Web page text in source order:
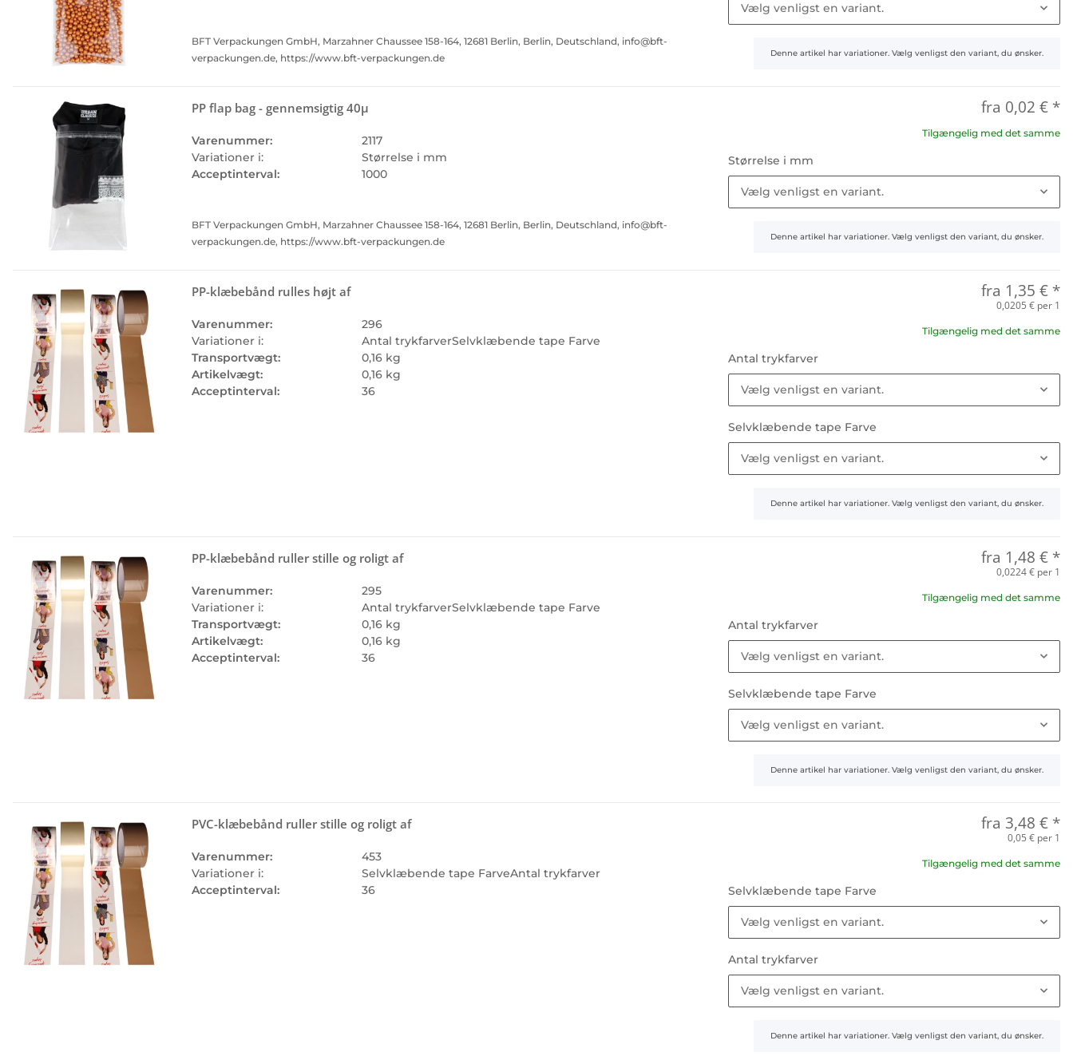
BFT Verpackungen GmbH, Marzahner Chaussee 158-164, 12681 Berlin, Berlin, Deutschland, info@bft-
verpackungen.de, https://www.bft-verpackungen.de
Vælg venligst en variant.
x
Denne artikel har variationer. Vælg venligst den variant, du ønsker.
PP flap bag - gennemsigtig 40µ
Varenummer:
2117
Variationer i:
Størrelse i mm
Acceptinterval:
1000
BFT Verpackungen GmbH, Marzahner Chaussee 158-164, 12681 Berlin, Berlin, Deutschland, info@bft-
verpackungen.de, https://www.bft-verpackungen.de
fra 0,02 € *
Tilgængelig med det samme
Størrelse i mm
Vælg venligst en variant.
x
Denne artikel har variationer. Vælg venligst den variant, du ønsker.
PP-klæbebånd rulles højt af
Varenummer:
296
Variationer i:
Antal trykfarverSelvklæbende tape Farve
Transportvægt:
0,16 kg
Artikelvægt:
0,16 kg
Acceptinterval:
36
fra 1,35 € *
0,0205 € per 1
Tilgængelig med det samme
Antal trykfarver
Vælg venligst en variant.
Selvklæbende tape Farve
Vælg venligst en variant.
x
Denne artikel har variationer. Vælg venligst den variant, du ønsker.
PP-klæbebånd ruller stille og roligt af
Varenummer:
295
Variationer i:
Antal trykfarverSelvklæbende tape Farve
Transportvægt:
0,16 kg
Artikelvægt:
0,16 kg
Acceptinterval:
36
fra 1,48 € *
0,0224 € per 1
Tilgængelig med det samme
Antal trykfarver
Vælg venligst en variant.
Selvklæbende tape Farve
Vælg venligst en variant.
x
Denne artikel har variationer. Vælg venligst den variant, du ønsker.
PVC-klæbebånd ruller stille og roligt af
Varenummer:
453
Variationer i:
Selvklæbende tape FarveAntal trykfarver
Acceptinterval:
36
fra 3,48 € *
0,05 € per 1
Tilgængelig med det samme
Selvklæbende tape Farve
Vælg venligst en variant.
Antal trykfarver
Vælg venligst en variant.
x
Denne artikel har variationer. Vælg venligst den variant, du ønsker.